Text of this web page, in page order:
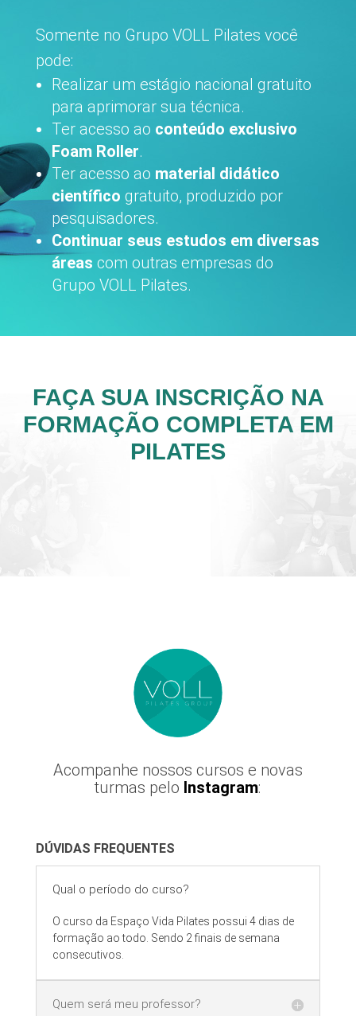
Somente no Grupo VOLL Pilates você
pode:
Realizar um estágio nacional gratuito
para aprimorar sua técnica.
Ter acesso ao conteúdo exclusivo
Foam Roller.
Ter acesso ao material didático
científico gratuito, produzido por
pesquisadores.
Continuar seus estudos em diversas
áreas com outras empresas do
Grupo VOLL Pilates.
FAÇA SUA INSCRIÇÃO NA
FORMAÇÃO COMPLETA EM
PILATES
Acompanhe nossos cursos e novas
turmas pelo Instagram:
DÚVIDAS FREQUENTES
Qual o período do curso?
O curso da Espaço Vida Pilates possui 4 dias de
formação ao todo. Sendo 2 finais de semana
consecutivos.
Quem será meu professor?